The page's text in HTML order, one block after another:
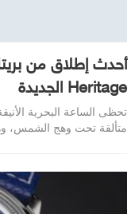
Heritage الجديدة
متألقة تحت وهج الشمس،